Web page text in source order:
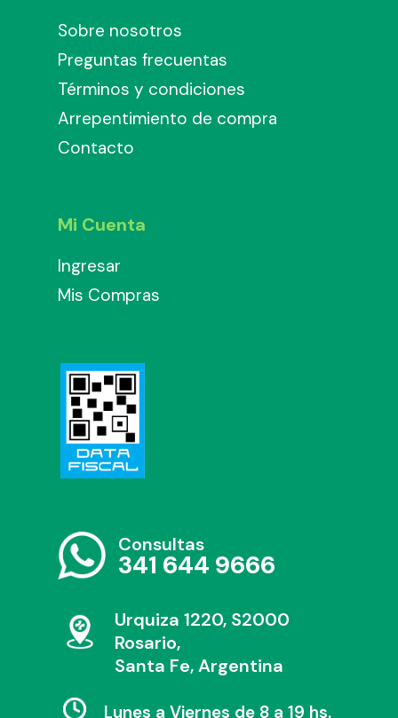
Sobre nosotros
Preguntas frecuentas
Términos y condiciones
Arrepentimiento de compra
Contacto
Mi Cuenta
Ingresar
Mis Compras
Consultas
341 644 9666
Urquiza 1220, S2000
Rosario,
Santa Fe, Argentina
Lunes a Viernes de 8 a 19 hs.